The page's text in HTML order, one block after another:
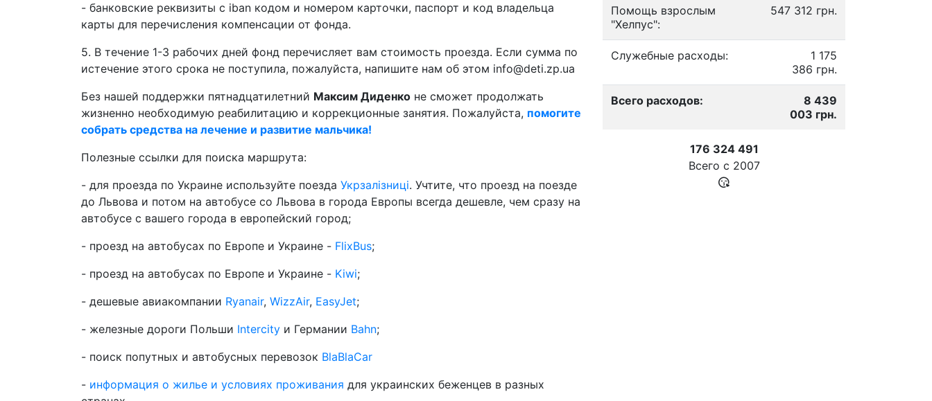
- банковские реквизиты с iban кодом и номером карточки, паспорт и код владельца
карты для перечисления компенсации от фонда.
5. В течение 1-3 рабочих дней фонд перечисляет вам стоимость проезда. Если сумма по
истечение этого срока не поступила, пожалуйста, напишите нам об этом info@deti.zp.ua
Без нашей поддержки пятнадцатилетний Максим Диденко не сможет продолжать
жизненно необходимую реабилитацию и коррекционные занятия. Пожалуйста, помогите
собрать средства на лечение и развитие мальчика!
Полезные ссылки для поиска маршрута:
- для проезда по Украине используйте поезда Укрзалізниці. Учтите, что проезд на поезде
до Львова и потом на автобусе со Львова в города Европы всегда дешевле, чем сразу на
автобусе с вашего города в европейский город;
- проезд на автобусах по Европе и Украине - FlixBus;
- проезд на автобусах по Европе и Украине - Kiwi;
- дешевые авиакомпании Ryanair, WizzAir, EasyJet;
- железные дороги Польши Intercity и Германии Bahn;
- поиск попутных и автобусных перевозок BlaBlaCar
- информация о жилье и условиях проживания для украинских беженцев в разных
Помощь взрослым
"Хелпус":
547 312 грн.
Служебные расходы:
1 175
386 грн.
Всего расходов:
8 439
003 грн.
176 324 491
Всего с 2007